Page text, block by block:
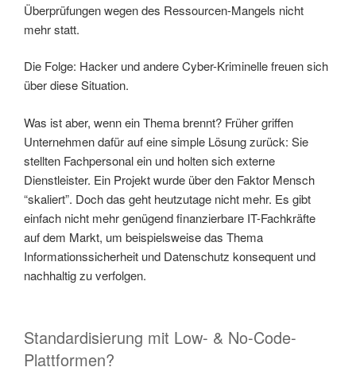
Überprüfungen wegen des Ressourcen-Mangels nicht
mehr statt.
Die Folge: Hacker und andere Cyber-Kriminelle freuen sich
über diese Situation.
Was ist aber, wenn ein Thema brennt? Früher griffen
Unternehmen dafür auf eine simple Lösung zurück: Sie
stellten Fachpersonal ein und holten sich externe
Dienstleister. Ein Projekt wurde über den Faktor Mensch
“skaliert”. Doch das geht heutzutage nicht mehr. Es gibt
einfach nicht mehr genügend finanzierbare IT-Fachkräfte
auf dem Markt, um beispielsweise das Thema
Informationssicherheit und Datenschutz konsequent und
nachhaltig zu verfolgen.
Standardisierung mit Low- & No-Code-
Plattformen?